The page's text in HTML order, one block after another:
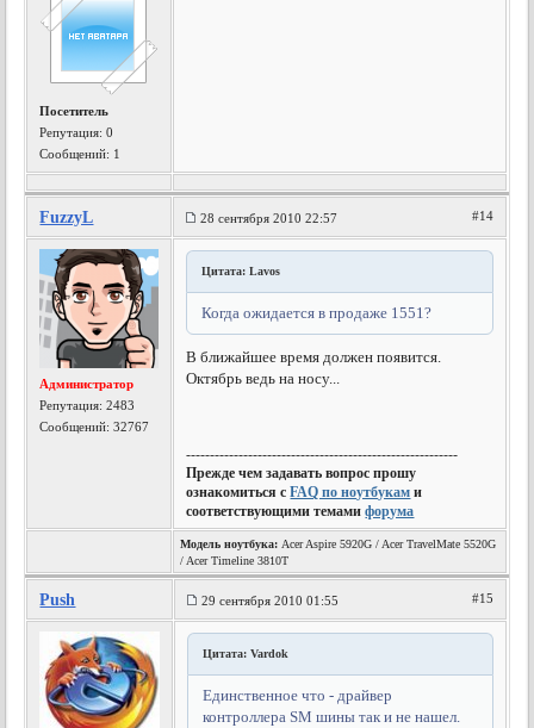
Посетитель
Репутация:0
Сообщений: 1
FuzzyL 28 сентября 2010 22:57 #14
Администратор
Репутация:2483
Сообщений: 32767
Цитата: Lavos
Когда ожидается в продаже 1551?
В ближайшее время должен появится.
Октябрь ведь на носу...
---------------------------------------------------------
Прежде чем задавать вопрос прошу
ознакомиться сFAQ по ноутбукам и
соответствующими темамифорума
Модель ноутбука: Acer Aspire 5920G / Acer TravelMate 5520G
/ Acer Timeline 3810T
Push 29 сентября 2010 01:55 #15
Цитата: Vardok
Единственное что - драйвер
контроллера SM шины так и не нашел.